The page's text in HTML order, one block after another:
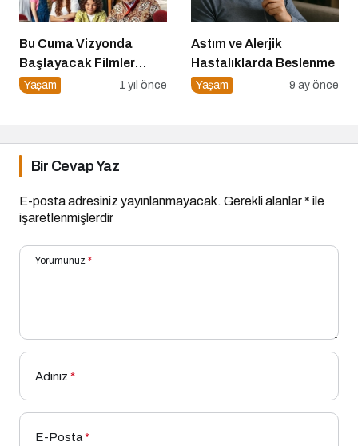
Bu Cuma Vizyonda
Başlayacak Filmler
Açıklandı
Yaşam 1 yıl önce
Astım ve Alerjik
Hastalıklarda Beslenme
Yaşam 9 ay önce
Bir Cevap Yaz
E-posta adresiniz yayınlanmayacak. Gerekli alanlar* ile
işaretlenmişlerdir
Yorumunuz *
Adınız *
E-Posta*